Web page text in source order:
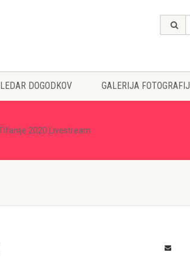
DOGODKOV GALERIJA FOTOGRAFIJ
2020 Livestream